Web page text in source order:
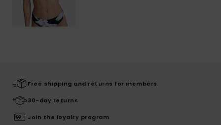
Free shipping and returns for members
30-day returns
Join the loyalty program